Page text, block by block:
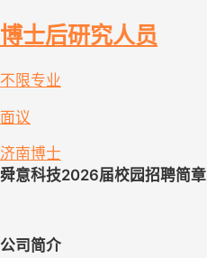
博士后研究人员
不限专业
面议
济南博士
舜意科技2026届校园招聘简章
公司简介